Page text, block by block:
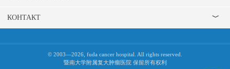
КОНТАКТ
© 2003—2026, fuda cancer hospital. All rights reserved.
暨南大学附属复大肿瘤医院 保留所有权利